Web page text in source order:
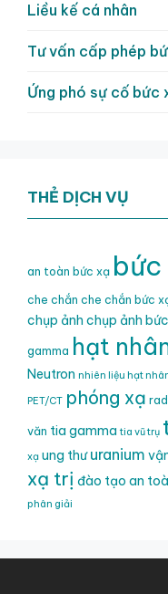
Liều kế cá nhân
Tư vấn cấp phép
Ứng phó sự cố bức
THẺ DỊCH VỤ
an toàn bức xạ bức
che chắn che chắn bức
chụp ảnh chụp ảnh
gamma hạt
Neutron nhiên liệu hạt
PET/CT phóng xạ
văn tia gamma tia vũ trụ
xạ ung thư uranium
xạ trị đào tạo an
phân giải